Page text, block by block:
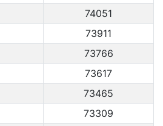
74051
73911
73766
73617
73465
73309